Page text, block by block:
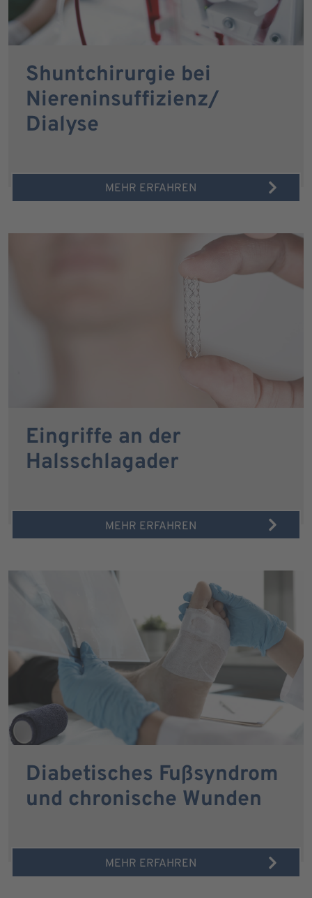
Shuntchirurgie bei
Niereninsuffizienz/
Dialyse
MEHR ERFAHREN
Eingriffe an der
Halsschlagader
MEHR ERFAHREN
Diabetisches Fußsyndrom
und chronische Wunden
MEHR ERFAHREN